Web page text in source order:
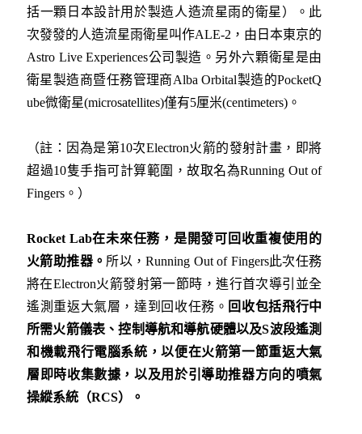
括一顆日本設計用於製造人造流星雨的衛星）。此
次發發的人造流星雨衛星叫作ALE-2，由日本東京的
Astro Live Experiences公司製造。另外六顆衛星是由
衛星製造商暨任務管理商Alba Orbital製造的PocketQ
ube微衛星(microsatellites)僅有5厘米(centimeters)。
（註：因為是第10次Electron火箭的發射計畫，即將
超過10隻手指可計算範圍，故取名為Running Out of
Fingers。）
Rocket Lab在未來任務，是開發可回收重複使用的
火箭助推器。 所以，Running Out of Fingers此次任務
將在Electron火箭發射第一節時，進行首次導引並全
遙測重返大氣層，達到回收任務。 回收包括飛行中
所需火箭儀表、控制導航和導航硬體以及S波段遙測
和機載飛行電腦系統，以便在火箭第一節重返大氣
層即時收集數據，以及用於引導助推器方向的噴氣
操縱系統（RCS）。